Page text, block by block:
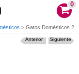
0
> Gatos Domésticos 2
Siguiente
Anterior